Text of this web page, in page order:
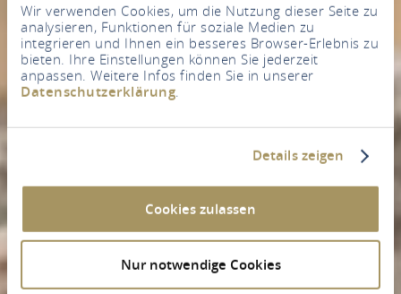
Wir verwenden Cookies, um die Nutzung dieser Seite zu
analysieren, Funktionen für soziale Medien zu
integrieren und Ihnen ein besseres Browser-Erlebnis zu
bieten. Ihre Einstellungen können Sie jederzeit
anpassen. Weitere Infos finden Sie in unserer
Datenschutzerklärung.
Details zeigen
Cookies zulassen
Nur notwendige Cookies